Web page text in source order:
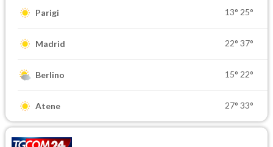
Parigi 13° 25°
Madrid 22° 37°
Berlino 15° 22°
Atene 27° 33°